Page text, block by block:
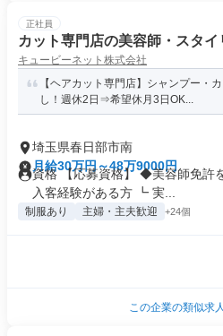
正社員
カット専門店の美容師・スタ
キュービーネット株式会社
【ヘアカット専門店】シャンプー・
し！週休2日⇒希望休月3日OK...
埼玉県春日部市南
月給30万円～48万9000円
資格 【応募資格】 ◆美容師免許
入客経験がある方 ┗ 実...
制服あり 主婦・主夫歓迎 +24個
この企業の類似求